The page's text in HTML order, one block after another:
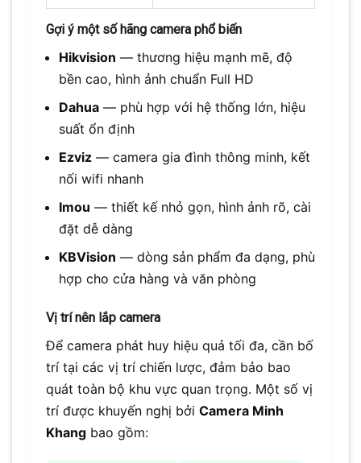
Gợi ý một số hãng camera phổ biến
Hikvision — thương hiệu mạnh mẽ, độ
bền cao, hình ảnh chuẩn Full HD
Dahua — phù hợp với hệ thống lớn, hiệu
suất ổn định
Ezviz — camera gia đình thông minh, kết
nối wifi nhanh
Imou — thiết kế nhỏ gọn, hình ảnh rõ, cài
đặt dễ dàng
KBVision — dòng sản phẩm đa dạng, phù
hợp cho cửa hàng và văn phòng
Vị trí nên lắp camera
Để camera phát huy hiệu quả tối đa, cần bố
trí tại các vị trí chiến lược, đảm bảo bao
quát toàn bộ khu vực quan trọng. Một số vị
trí được khuyến nghị bởi Camera Minh
Khang bao gồm: